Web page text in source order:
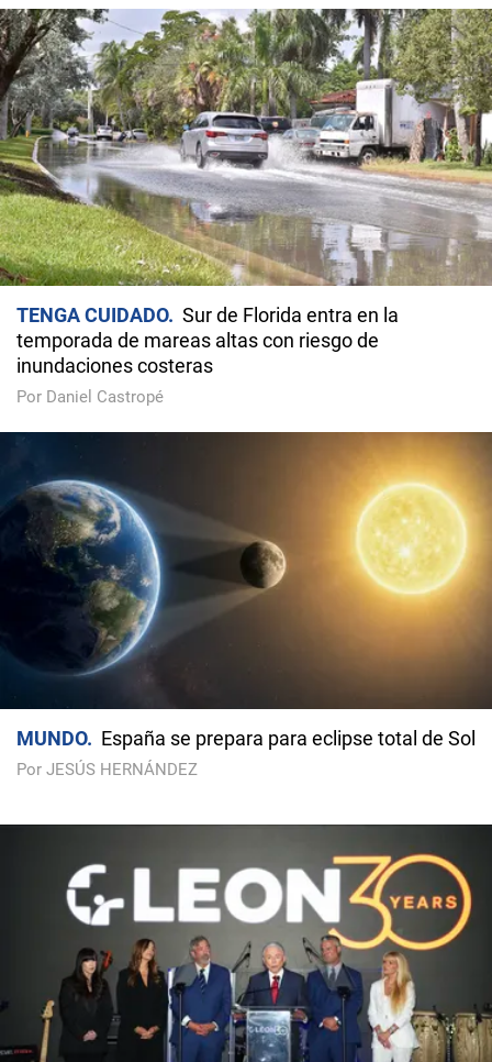
TENGA CUIDADO
Sur de Florida entra en la
temporada de mareas altas con riesgo de
inundaciones costeras
Por Daniel Castropé
MUNDO España se prepara para eclipse total de Sol
Por JESÚS HERNÁNDEZ